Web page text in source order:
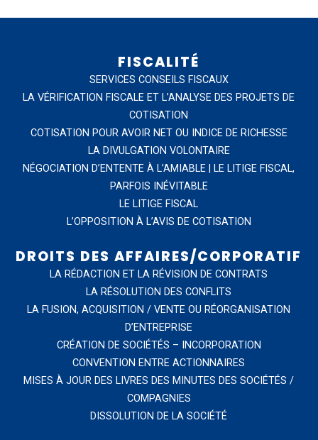
FISCALITÉ
SERVICES CONSEILS FISCAUX
LA VÉRIFICATION FISCALE ET L’ANALYSE DES PROJETS DE
COTISATION
COTISATION POUR AVOIR NET OU INDICE DE RICHESSE
LA DIVULGATION VOLONTAIRE
NÉGOCIATION D’ENTENTE À L’AMIABLE | LE LITIGE FISCAL,
PARFOIS INÉVITABLE
LE LITIGE FISCAL
L’OPPOSITION À L’AVIS DE COTISATION
DROITS DES AFFAIRES/CORPORATIF
LA RÉDACTION ET LA RÉVISION DE CONTRATS
LA RÉSOLUTION DES CONFLITS
LA FUSION, ACQUISITION / VENTE OU RÉORGANISATION
D’ENTREPRISE
CRÉATION DE SOCIÉTÉS – INCORPORATION
CONVENTION ENTRE ACTIONNAIRES
MISES À JOUR DES LIVRES DES MINUTES DES SOCIÉTÉS /
COMPAGNIES
DISSOLUTION DE LA SOCIÉTÉ